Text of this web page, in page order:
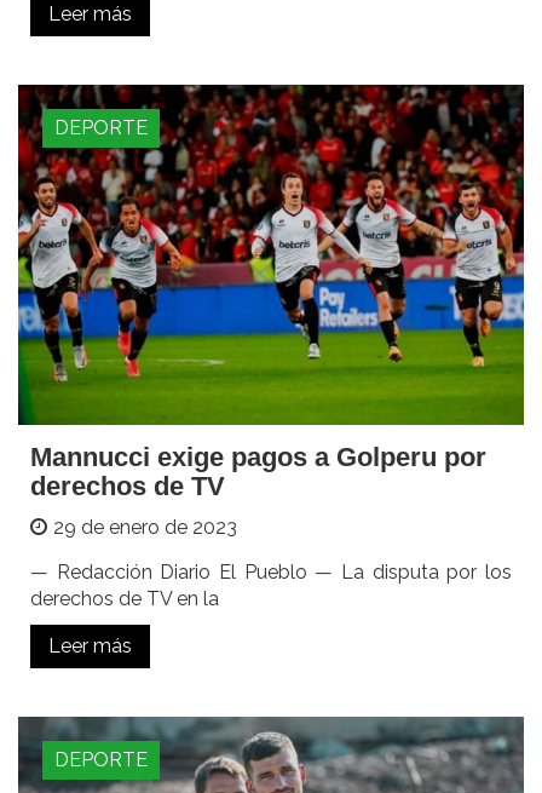
Leer más
DEPORTE
Mannucci exige pagos a Golperu por
derechos de TV
29 de enero de 2023
— Redacción Diario El Pueblo — La disputa por los
derechos de TV en la
Leer más
DEPORTE